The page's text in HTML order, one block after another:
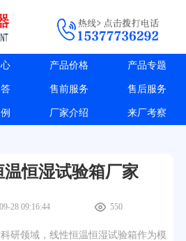
产品价格 产品专题
售前服务 售后服务
厂家介绍 来厂考察
恒湿试验箱厂家
28 09:16:44 550
研领域，线性恒温恒湿试验箱作为模